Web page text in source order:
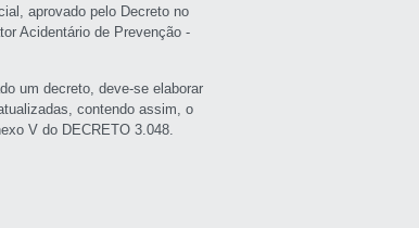
aprovado pelo Decreto no
Acidentário de Prevenção -
um decreto, deve-se elaborar
contendo assim, o
V do DECRETO 3.048.